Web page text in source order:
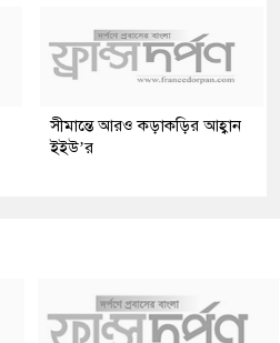
সীমান্তে আরও কড়াকড়ির আহ্বান
ইইউ’র